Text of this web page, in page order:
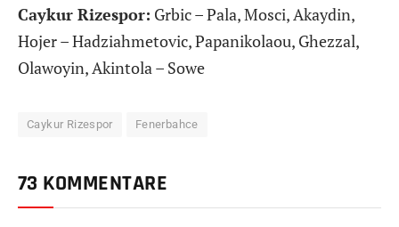
Caykur Rizespor: Grbic – Pala, Mosci, Akaydin,
Hojer – Hadziahmetovic, Papanikolaou, Ghezzal,
Olawoyin, Akintola – Sowe
Caykur Rizespor Fenerbahce
73 KOMMENTARE